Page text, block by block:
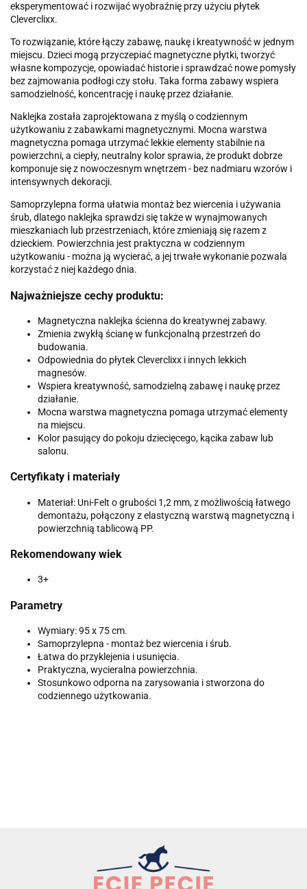
eksperymentować i rozwijać wyobraźnię przy użyciu płytek
Cleverclixx.
To rozwiązanie, które łączy zabawę, naukę i kreatywność w jednym
miejscu. Dzieci mogą przyczepiać magnetyczne płytki, tworzyć
własne kompozycje, opowiadać historie i sprawdzać nowe pomysły
bez zajmowania podłogi czy stołu. Taka forma zabawy wspiera
samodzielność, koncentrację i naukę przez działanie.
Naklejka została zaprojektowana z myślą o codziennym
użytkowaniu z zabawkami magnetycznymi. Mocna warstwa
magnetyczna pomaga utrzymać lekkie elementy stabilnie na
powierzchni, a ciepły, neutralny kolor sprawia, że produkt dobrze
komponuje się z nowoczesnym wnętrzem - bez nadmiaru wzorów i
intensywnych dekoracji.
Samoprzylepna forma ułatwia montaż bez wiercenia i używania
śrub, dlatego naklejka sprawdzi się także w wynajmowanych
mieszkaniach lub przestrzeniach, które zmieniają się razem z
dzieckiem. Powierzchnia jest praktyczna w codziennym
użytkowaniu - można ją wycierać, a jej trwałe wykonanie pozwala
korzystać z niej każdego dnia.
Najważniejsze cechy produktu:
Magnetyczna naklejka ścienna do kreatywnej zabawy.
Zmienia zwykłą ścianę w funkcjonalną przestrzeń do
budowania.
Odpowiednia do płytek Cleverclixx i innych lekkich
magnesów.
Wspiera kreatywność, samodzielną zabawę i naukę przez
działanie.
Mocna warstwa magnetyczna pomaga utrzymać elementy
na miejscu.
Kolor pasujący do pokoju dziecięcego, kącika zabaw lub
salonu.
Certyfikaty i materiały
Materiał: Uni-Felt o grubości 1,2 mm, z możliwością łatwego
demontażu, połączony z elastyczną warstwą magnetyczną i
powierzchnią tablicową PP.
Rekomendowany wiek
3+
Parametry
Wymiary: 95 x 75 cm.
Samoprzylepna - montaż bez wiercenia i śrub.
Łatwa do przyklejenia i usunięcia.
Praktyczna, wycieralna powierzchnia.
Stosunkowo odporna na zarysowania i stworzona do
codziennego użytkowania.